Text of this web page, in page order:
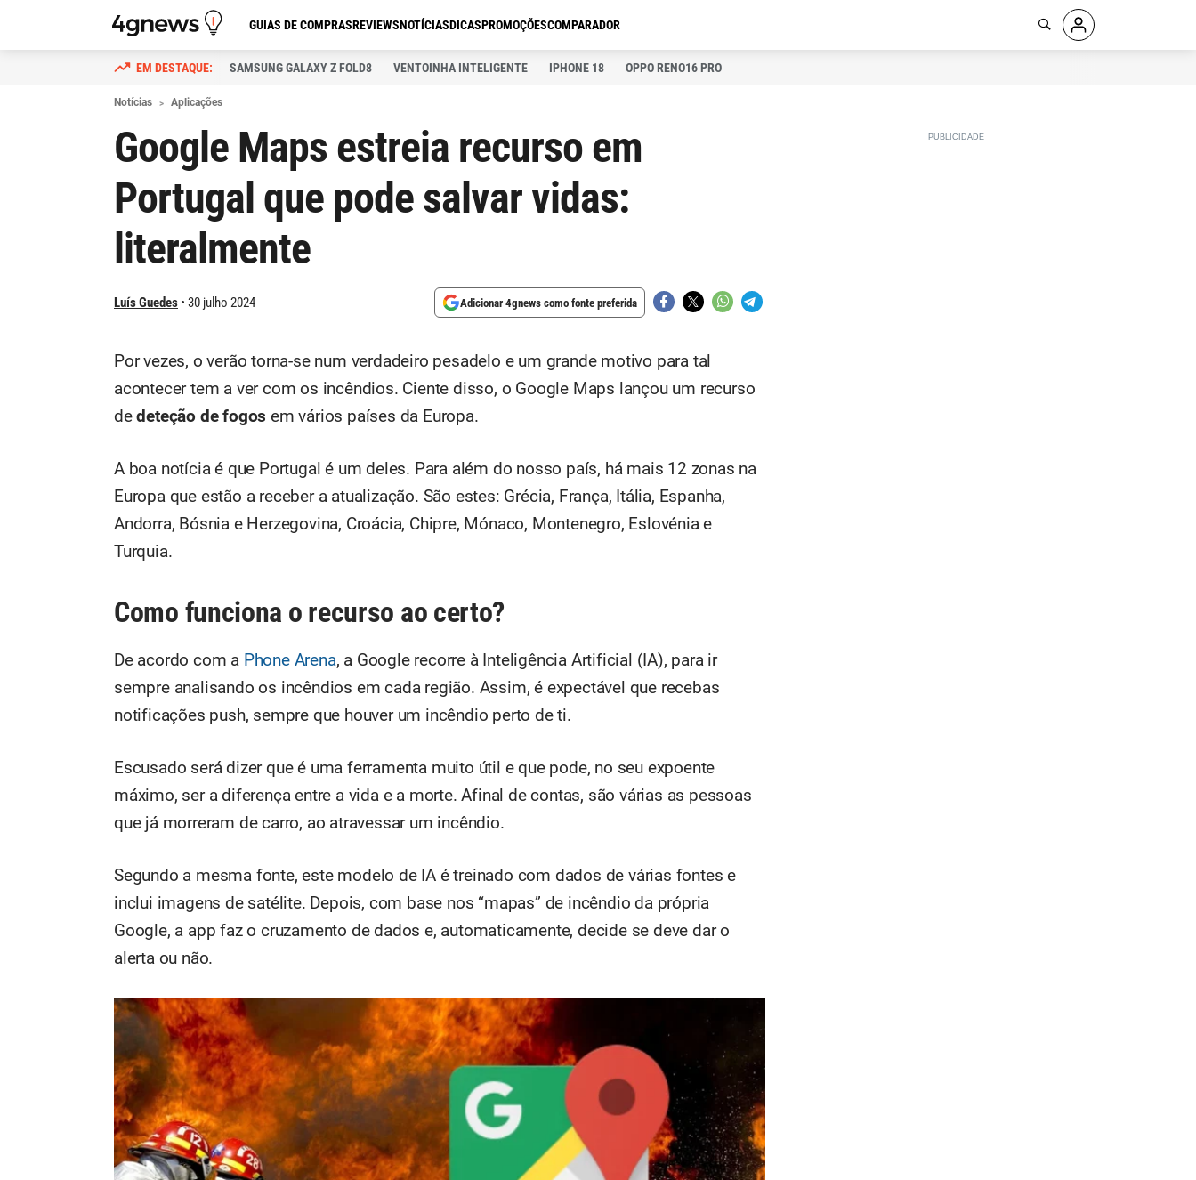
GUIAS DE COMPRASREVIEWSNOTÍCIASDICASPROMOÇÕESCOMPARADOR
SAMSUNG GALAXY Z FOLD8 VENTOINHA INTELIGENTE IPHONE 18 OPPO RENO16 PRO
Notícias Aplicações
Google Maps estreia recurso em
Portugal que pode salvar vidas:
literalmente
Luís Guedes 30 julho 2024 Adicionar 4gnews como fonte preferida
Por vezes, o verão torna-se num verdadeiro pesadelo e um grande motivo para tal
acontecer tem a ver com os incêndios. Ciente disso, o Google Maps lançou um recurso
dedeteção de fogosem vários países da Europa.
A boa notícia é que Portugal é um deles. Para além do nosso país, há mais 12 zonas na
Europa que estão a receber a atualização. São estes: Grécia, França, Itália, Espanha,
Andorra, Bósnia e Herzegovina, Croácia, Chipre, Mónaco, Montenegro, Eslovénia e
Turquia.
Como funciona o recurso ao certo?
De acordo com a Phone Arena, a Google recorre à Inteligência Artificial (IA), para ir
sempre analisando os incêndios em cada região. Assim, é expectável que recebas
notificações push, sempre que houver um incêndio perto de ti.
Escusado será dizer que é uma ferramenta muito útil e que pode, no seu expoente
máximo, ser a diferença entre a vida e a morte. Afinal de contas, são várias as pessoas
que já morreram de carro, ao atravessar um incêndio.
Segundo a mesma fonte, este modelo de IA é treinado com dados de várias fontes e
inclui imagens de satélite. Depois, com base nos “mapas” de incêndio da própria
Google, a app faz o cruzamento de dados e, automaticamente, decide se deve dar o
alerta ou não.